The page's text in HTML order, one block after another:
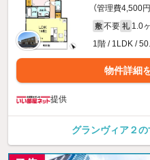
（管理費4,500円
敷 不要 礼 1.0
1階 / 1LDK /
物件詳細
提供
グランヴィア２